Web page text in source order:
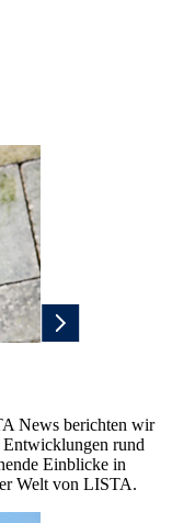
News berichten wir
Entwicklungen rund
Einblicke in
Welt von LISTA.